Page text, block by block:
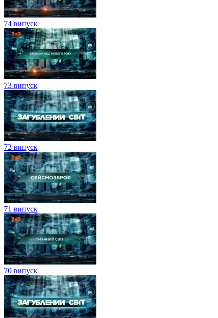
74 випуск
73 випуск
72 випуск
71 випуск
70 випуск